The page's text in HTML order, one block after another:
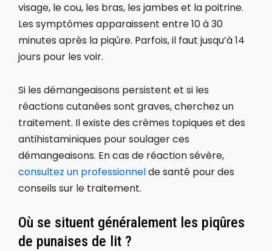
visage, le cou, les bras, les jambes et la poitrine.
Les symptômes apparaissent entre 10 à 30
minutes après la piqûre. Parfois, il faut jusqu’à 14
jours pour les voir.
Si les démangeaisons persistent et si les
réactions cutanées sont graves, cherchez un
traitement. Il existe des crèmes topiques et des
antihistaminiques pour soulager ces
démangeaisons. En cas de réaction sévère,
consultez un professionnelde santé pour des
conseils sur le traitement.
Où se situent généralement les piqûres
de punaises de lit ?